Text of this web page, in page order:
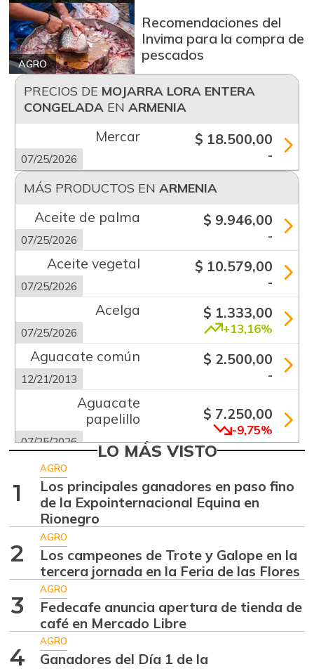
AGRO
Recomendaciones del
Invima para la compra de
pescados
PRECIOS DE MOJARRA LORA ENTERA
CONGELADAEN ARMENIA
Mercar
07/25/2026
$ 18.500,00
-
MÁS PRODUCTOS EN ARMENIA
Aceite de palma
07/25/2026
$ 9.946,00
-
Aceite vegetal
07/25/2026
$ 10.579,00
-
Acelga
07/25/2026
$ 1.333,00
+13,16%
Aguacate común
12/21/2013
$ 2.500,00
-
Aguacate
papelillo
07/25/2026
$ 7.250,00
-9,75%
07/25/2026 +23,30%
Ajo
07/25/2026
$ 5.289,00
-18,63%
Alas de pollo sin
costillar
07/25/2026
$ 9.000,00
Apio
07/25/2026
LO MÁS VISTO
1
AGRO
Los principales ganadores en paso fino
de la Expointernacional Equina en
Rionegro
2
AGRO
Los campeones de Trote y Galope en la
tercera jornada en la Feria de las Flores
3
AGRO
Fedecafe anuncia apertura de tienda de
café en Mercado Libre
4
AGRO
Ganadores del Día 1 de la